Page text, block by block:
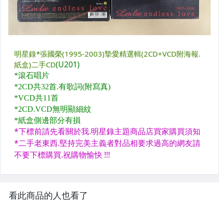
看此商品的人也看了